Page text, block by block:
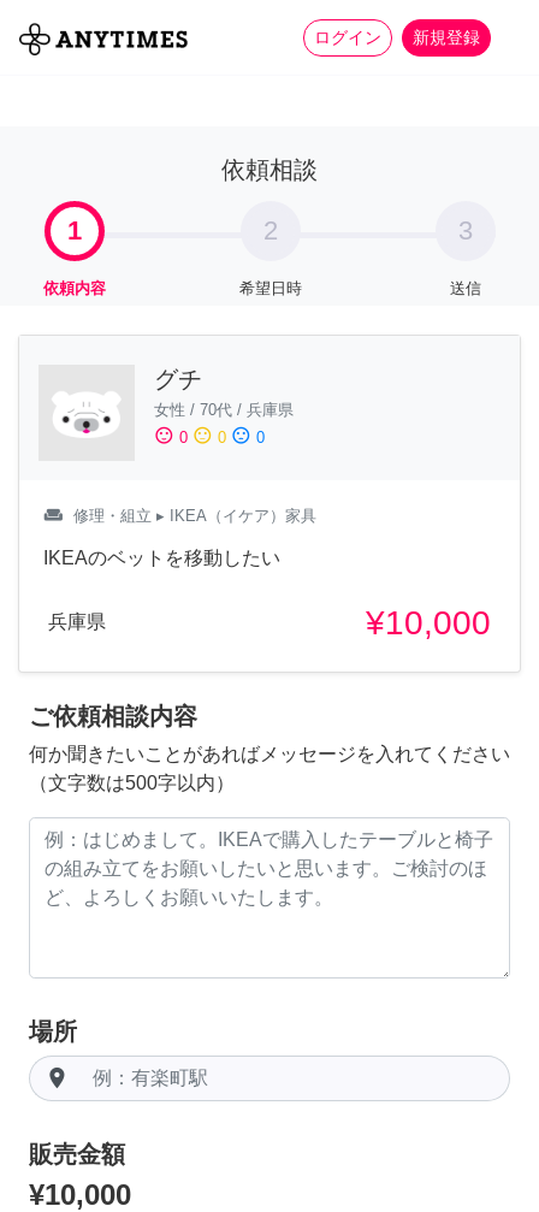
ログイン 新規登録
全て 家事 more_horiz
依頼相談
1
依頼内容
2
希望日時
3
送信
グチ
女性 / 70代 / 兵庫県
sentiment_satisfied 0 sentiment_neutral 0 sentiment_dissatisfied 0
weekend 修理・組立 ▸ IKEA（イケア）家具
IKEAのベットを移動したい
兵庫県 ¥10,000
ご依頼相談内容
何か聞きたいことがあればメッセージを入れてください
（文字数は500字以内）
場所
room
販売金額
¥10,000